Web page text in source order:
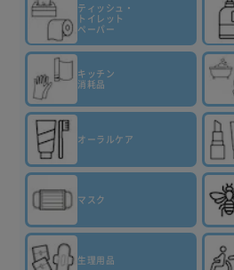
ティッシュ・
トイレット
ペーパー
キッチン
消耗品
オーラルケア
マスク
生理用品